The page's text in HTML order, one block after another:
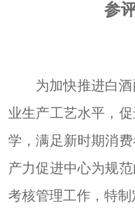
参
为加快推进白
业生产工艺水平，
学，满足新时期消
产力促进中心为规
考核管理工作，特制